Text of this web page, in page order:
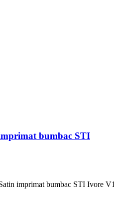
bumbac STI
imprimat bumbac STI Ivore